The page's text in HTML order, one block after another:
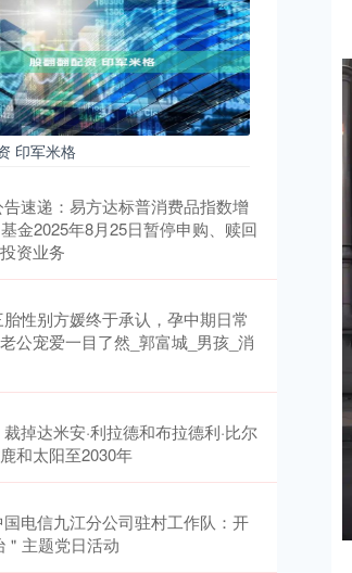
印军米格
速递：易方达标普消费品指数增
金2025年8月25日暂停申购、赎回
资业务
性别方媛终于承认，孕中期日常
公宠爱一目了然_郭富城_男孩_消
掉达米安·利拉德和布拉德利·比尔
和太阳至2030年
电信九江分公司驻村工作队：开
＂主题党日活动